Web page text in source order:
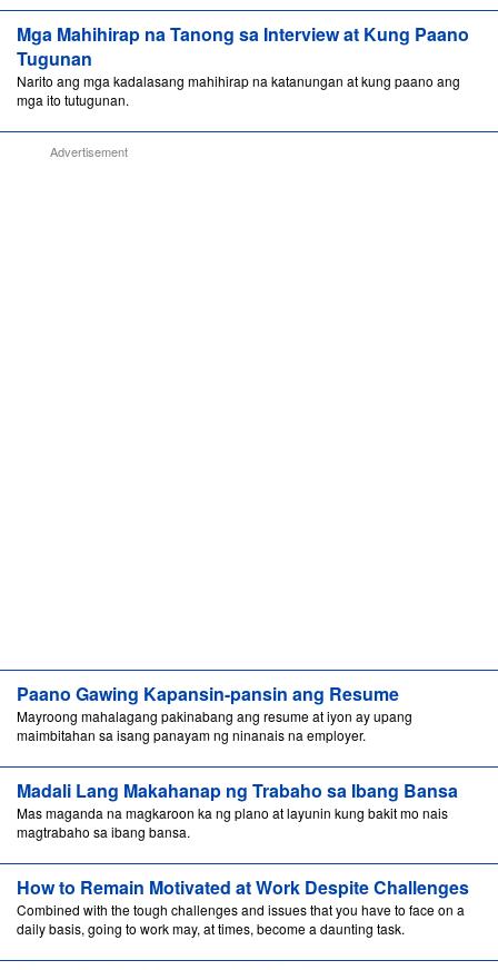
Mga Mahihirap na Tanong sa Interview at Kung Paano
Tugunan
Narito ang mga kadalasang mahihirap na katanungan at kung paano ang
mga ito tutugunan.
Advertisement
Paano Gawing Kapansin-pansin ang Resume
Mayroong mahalagang pakinabang ang resume at iyon ay upang
maimbitahan sa isang panayam ng ninanais na employer.
Madali Lang Makahanap ng Trabaho sa Ibang Bansa
Mas maganda na magkaroon ka ng plano at layunin kung bakit mo nais
magtrabaho sa ibang bansa.
How to Remain Motivated at Work Despite Challenges
Combined with the tough challenges and issues that you have to face on a
daily basis, going to work may, at times, become a daunting task.